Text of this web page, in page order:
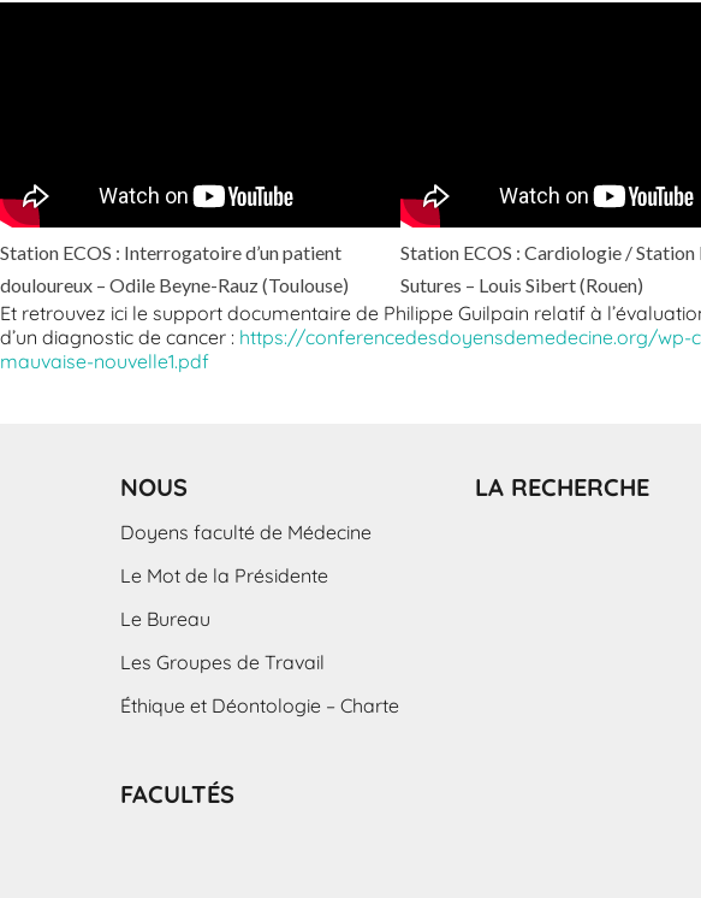
Station ECOS : Interrogatoire d’un patient
douloureux – Odile Beyne-Rauz (Toulouse)
Station ECOS : Cardiologie / Station
Sutures – Louis Sibert (Rouen)
Et retrouvez ici le support documentaire de Philippe Guilpain relatif à
d’un diagnostic de cancer : https://conferencedesdoyensdemedecine.org/
mauvaise-nouvelle1.pdf
NOUS
Doyens faculté de Médecine
Le Mot de la Présidente
Le Bureau
Les Groupes de Travail
Éthique et Déontologie – Charte
FACULTÉS
LA RECHERCHE